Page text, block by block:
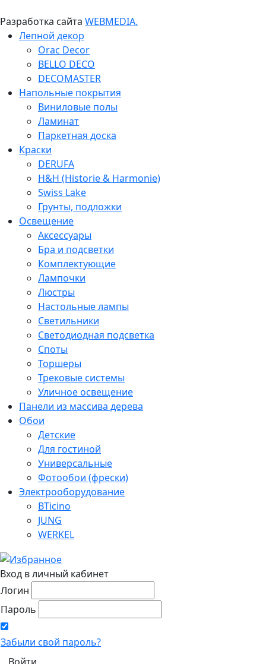
Разработка сайта WEBMEDIA.
Лепной декор
Orac Decor
BELLO DECO
DECOMASTER
Напольные покрытия
Виниловые полы
Ламинат
Паркетная доска
Краски
DERUFA
H&H (Historie & Harmonie)
Swiss Lake
Грунты, подложки
Освещение
Аксессуары
Бра и подсветки
Комплектующие
Лампочки
Люстры
Настольные лампы
Светильники
Светодиодная подсветка
Споты
Торшеры
Трековые системы
Уличное освещение
Панели из массива дерева
Обои
Детские
Для гостиной
Универсальные
Фотообои (фрески)
Электрооборудование
BTicino
JUNG
WERKEL
Вход в личный кабинет
Логин
Пароль
Забыли свой пароль?